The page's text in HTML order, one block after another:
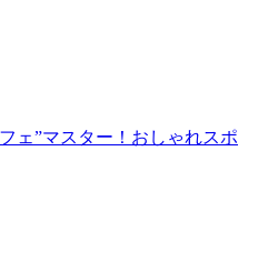
ェ”マスター！おしゃれスポ